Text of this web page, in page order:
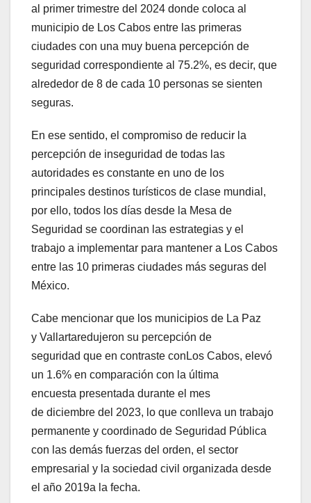
al primer trimestre del 2024 donde coloca al
municipio de Los Cabos entre las primeras
ciudades con una muy buena percepción de
seguridad correspondiente al 75.2%, es decir, que
alrededor de 8 de cada 10 personas se sienten
seguras.
En ese sentido, el compromiso de reducir la
percepción de inseguridad de todas las
autoridades es constante en uno de los
principales destinos turísticos de clase mundial,
por ello, todos los días desde la Mesa de
Seguridad se coordinan las estrategias y el
trabajo a implementar para mantener a Los Cabos
entre las 10 primeras ciudades más seguras del
México.
Cabe mencionar que los municipios de La Paz
y Vallartaredujeron su percepción de
seguridad que en contraste conLos Cabos, elevó
un 1.6% en comparación con la última
encuesta presentada durante el mes
de diciembre del 2023, lo que conlleva un trabajo
permanente y coordinado de Seguridad Pública
con las demás fuerzas del orden, el sector
empresarial y la sociedad civil organizada desde
el año 2019a la fecha.